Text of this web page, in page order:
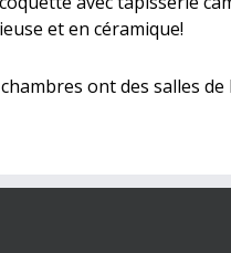
et en céramique!
ont des salles de